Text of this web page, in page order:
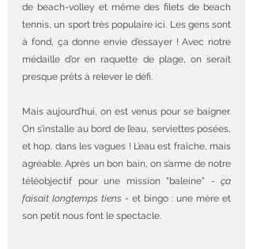
de beach-volley et même des filets de beach
tennis, un sport très populaire ici. Les gens sont
à fond, ça donne envie d’essayer ! Avec notre
médaille d’or en raquette de plage, on serait
presque prêts à relever le défi.
Mais aujourd’hui, on est venus pour se baigner.
On s’installe au bord de l’eau, serviettes posées,
et hop, dans les vagues ! L’eau est fraîche, mais
agréable. Après un bon bain, on s’arme de notre
téléobjectif pour une mission "baleine" - ça
faisait longtemps tiens - et bingo : une mère et
son petit nous font le spectacle.